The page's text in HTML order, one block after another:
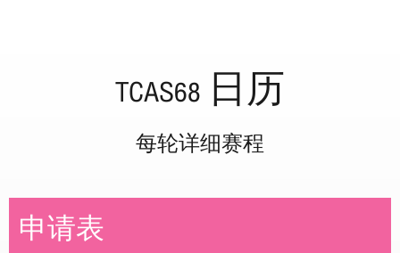
TCAS68 日历
每轮详细赛程
申请表